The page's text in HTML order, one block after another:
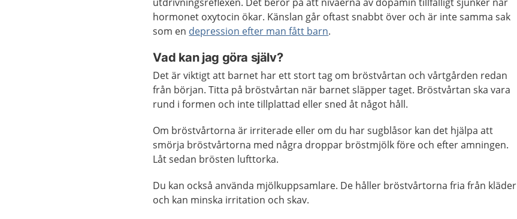
hormonet oxytocin ökar. Känslan går oftast snabbt över och är inte samma sak
som en depression efter man fått barn.
Vad kan jag göra själv?
Det är viktigt att barnet har ett stort tag om bröstvårtan och vårtgården redan
från början. Titta på bröstvårtan när barnet släpper taget. Bröstvårtan ska vara
rund i formen och inte tillplattad eller sned åt något håll.
Om bröstvårtorna är irriterade eller om du har sugblåsor kan det hjälpa att
smörja bröstvårtorna med några droppar bröstmjölk före och efter amningen.
Låt sedan brösten lufttorka.
Du kan också använda mjölkuppsamlare. De håller bröstvårtorna fria från kläder
och kan minska irritation och skav.